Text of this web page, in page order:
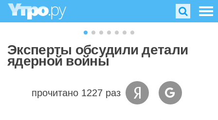
Эксперты обсудили детали
ядерной войны
прочитано 1227 раз